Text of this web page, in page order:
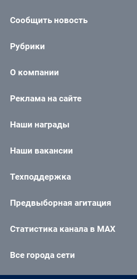
Сообщить новость
Рубрики
О компании
Реклама на сайте
Наши награды
Наши вакансии
Техподдержка
Предвыборная агитация
Статистика канала в MAX
Все города сети